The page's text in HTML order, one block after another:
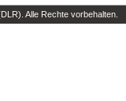
Alle Rechte vorbehalten.